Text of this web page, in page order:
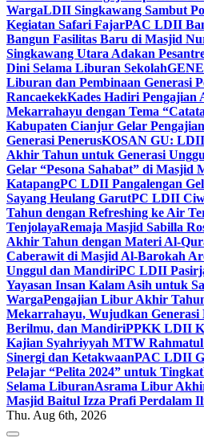
WargaLDII Singkawang Sambut
Kegiatan Safari FajarPAC LDII
Bangun Fasilitas Baru di Masjid
Singkawang Utara Adakan
Dini Selama Liburan Sekolah
Liburan dan Pembinaan Generasi
RancaekekKades Hadiri
Mekarrahayu dengan Tema
Kabupaten Cianjur Gelar
Generasi PenerusKOSAN GU:
Akhir Tahun untuk Generasi
Gelar “Pesona Sahabat” di Masjid
KatapangPC LDII Pangalengan
Sayang Heulang GarutPC LDII
Tahun dengan Refreshing ke Air
TenjolayaRemaja Masjid Sabilla
Akhir Tahun dengan Materi Al-
Caberawit di Masjid Al-Barokah
Unggul dan MandiriPC LDII
Yayasan Insan Kalam Asih untuk
WargaPengajian Libur Akhir
Mekarrahayu, Wujudkan
Berilmu, dan MandiriPPKK LDII
Kajian Syahriyyah MTW
Sinergi dan KetakwaanPAC LDII
Pelajar “Pelita 2024” untuk
Selama LiburanAsrama Libur
Masjid Baitul Izza Prafi Perdalam
Thu. Aug 6th, 2026